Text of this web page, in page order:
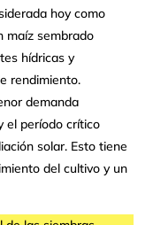
hoy como
maíz sembrado
hídricas y
rendimiento.
demanda
el período crítico
solar. Esto tiene
del cultivo y un